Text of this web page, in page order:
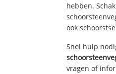
hebben.
ook
Snel hulp
vragen of